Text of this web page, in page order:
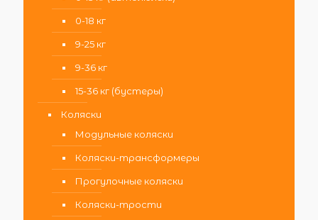
0-18 кг
9-25 кг
9-36 кг
15-36 кг (бустеры)
Коляски
Модульные коляски
Коляски-трансформеры
Прогулочные коляски
Коляски-трости